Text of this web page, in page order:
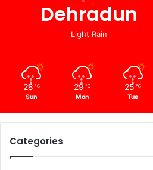
Dehradun
Light Rain
28 ℃
Sun
29 ℃
Mon
25 ℃
Tue
Categories